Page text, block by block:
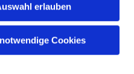
erlauben
Cookies